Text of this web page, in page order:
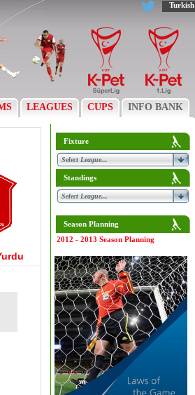
Turkish
LEAGUES CUPS INFO BANK
Fixture
Standings
Season Planning
2012 - 2013 Season Planning